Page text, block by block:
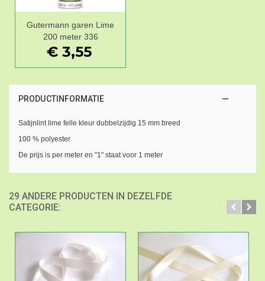
Gutermann garen Lime
200 meter 336
€ 3,55
PRODUCTINFORMATIE
Satijnlint lime felle kleur dubbelzijdig 15 mm breed
100 % polyester
De prijs is per meter en "1" staat voor 1 meter
29 ANDERE PRODUCTEN IN DEZELFDE
CATEGORIE: